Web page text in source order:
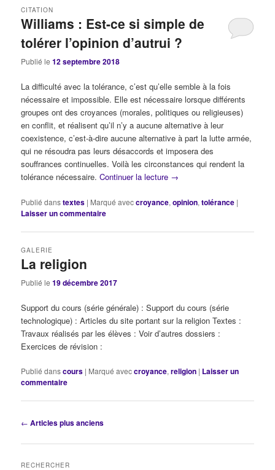
Williams : Est-ce si simple de
tolérer l’opinion d’autrui ?
CITATION
Publié le12 septembre 2018
La difficulté avec la tolérance, c’est qu’elle semble à la fois
nécessaire et impossible. Elle est nécessaire lorsque différents
groupes ont des croyances (morales, politiques ou religieuses)
en conflit, et réalisent qu’il n’y a aucune alternative à leur
coexistence, c’est-à-dire aucune alternative à part la lutte armée,
qui ne résoudra pas leurs désaccords et imposera des
souffrances continuelles. Voilà les circonstances qui rendent la
tolérance nécessaire.Continuer la lecture →
Publié danstextes | Marqué aveccroyance,opinion,tolérance |
Laisser un commentaire
La religion
GALERIE
Publié le19 décembre 2017
Support du cours (série générale) : Support du cours (série
technologique) : Articles du site portant sur la religion Textes :
Travaux réalisés par les élèves : Voir d’autres dossiers :
Exercices de révision :
Publié danscours | Marqué aveccroyance,religion | Laisser un
commentaire
Navigation
articles
← Articles plus anciens
RECHERCHER